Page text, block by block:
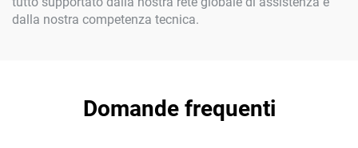
dalla nostra competenza tecnica.
Domande frequenti